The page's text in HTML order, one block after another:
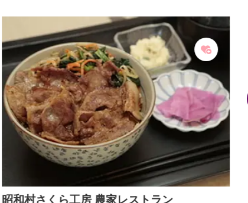
昭和村さくら工房 農家レストラン